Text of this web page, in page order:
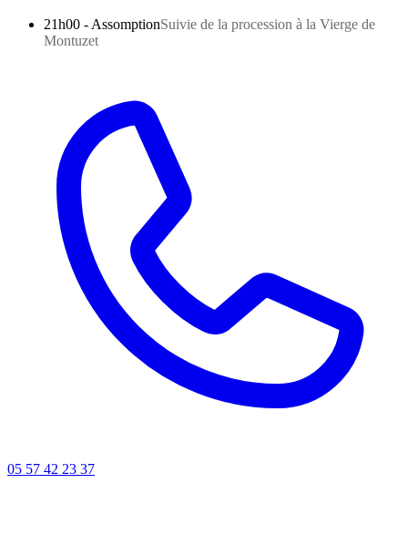
21h00 - AssomptionSuivie de la procession à la Vierge de
Montuzet
05 57 42 23 37